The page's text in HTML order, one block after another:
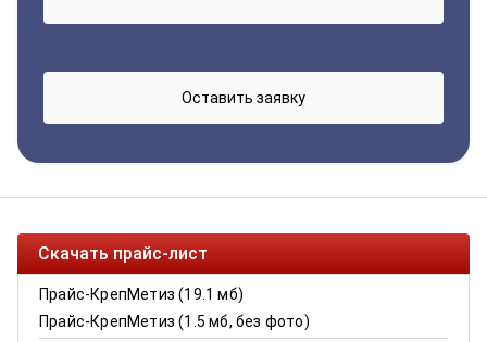
Скачать прайс-лист
Прайс-КрепМетиз (19.1 мб)
Прайс-КрепМетиз (1.5 мб, без фото)